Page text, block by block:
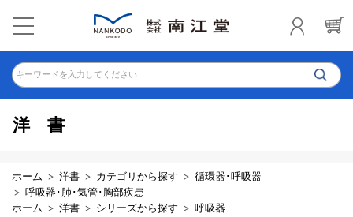
キーワードを入力してください
洋書
ホーム 洋書 カテゴリから探す
循環器･呼吸器
呼吸器･肺･気管･胸部疾患
ホーム
洋書 シリーズから探す
呼吸器